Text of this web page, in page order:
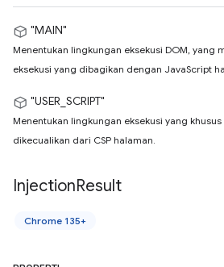
"MAIN"
Menentukan lingkungan eksekusi DOM, yang
eksekusi yang dibagikan dengan JavaScript
"USER_SCRIPT"
Menentukan lingkungan eksekusi yang
dikecualikan dari CSP halaman.
InjectionResult
Chrome 135+